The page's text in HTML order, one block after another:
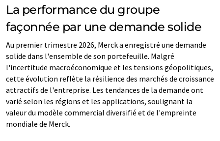
La performance du groupe
façonnée par une demande solide
Au premier trimestre 2026, Merck a enregistré une demande
solide dans l'ensemble de son portefeuille. Malgré
l'incertitude macroéconomique et les tensions géopolitiques,
cette évolution reflète la résilience des marchés de croissance
attractifs de l'entreprise. Les tendances de la demande ont
varié selon les régions et les applications, soulignant la
valeur du modèle commercial diversifié et de l'empreinte
mondiale de Merck.